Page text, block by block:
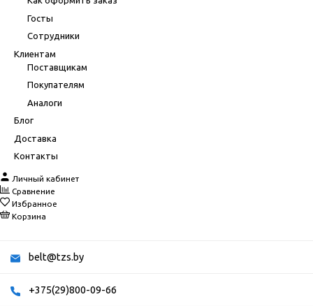
Госты
Сотрудники
Клиентам
Поставщикам
Покупателям
Аналоги
Блог
Доставка
Контакты
Личный кабинет
Сравнение
Избранное
Корзина
belt@tzs.by
+375(29)800-09-66